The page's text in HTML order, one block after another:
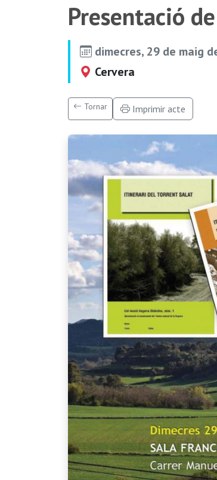
Presentació
dimecres, 29 de maig
Cervera
Tornar Imprimir acte